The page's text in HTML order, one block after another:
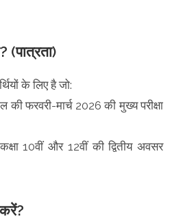
(पात्रता)
के लिए है जो:
की फरवरी-मार्च 2026 की मुख्य परीक्षा
10वीं और 12वीं की द्वितीय अवसर